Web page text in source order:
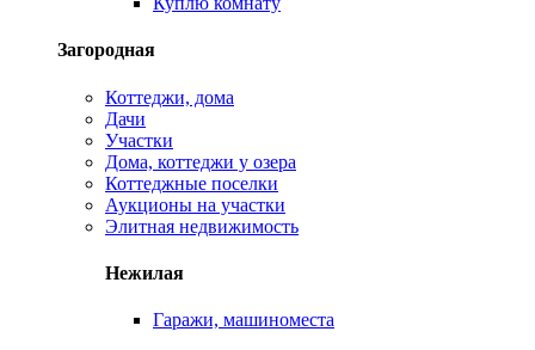
Загородная
Коттеджи, дома
Дачи
Участки
Дома, коттеджи у озера
Коттеджные поселки
Аукционы на участки
Элитная недвижимость
Нежилая
Гаражи, машиноместа